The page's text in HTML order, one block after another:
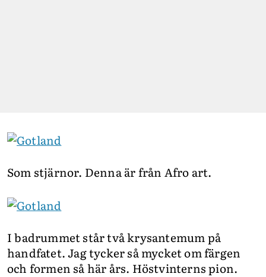
Som stjärnor. Denna är från Afro art.
I badrummet står två krysantemum på
handfatet. Jag tycker så mycket om färgen
och formen så här års. Höstvinterns pion.